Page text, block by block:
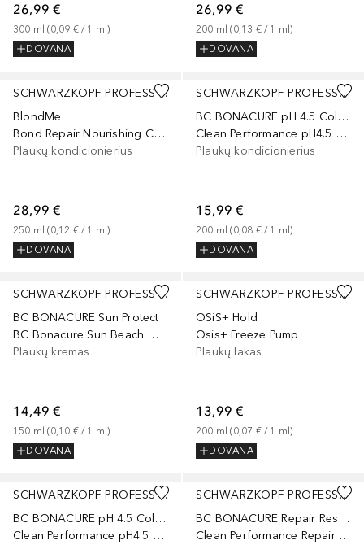
26,99 €
300 ml (0,09 € / 1 ml)
DOVANA
26,99 €
200 ml (0,13 € / 1 ml)
DOVANA
SCHWARZKOPF PROFESSIONAL
BlondMe
Bond Repair Nourishing Conditioner
Plaukų kondicionierius
28,99 €
250 ml (0,12 € / 1 ml)
DOVANA
SCHWARZKOPF PROFESSIONAL
BC BONACURE pH 4.5 Color Freeze
Clean Performance pH4.5 Color Freeze Conditioner
Plaukų kondicionierius
15,99 €
200 ml (0,08 € / 1 ml)
DOVANA
SCHWARZKOPF PROFESSIONAL
BC BONACURE Sun Protect
BC Bonacure Sun Beach Waves Spray
Plaukų kremas
14,49 €
150 ml (0,10 € / 1 ml)
DOVANA
SCHWARZKOPF PROFESSIONAL
OSiS+ Hold
Osis+ Freeze Pump
Plaukų lakas
13,99 €
200 ml (0,07 € / 1 ml)
DOVANA
SCHWARZKOPF PROFESSIONAL
BC BONACURE pH 4.5 Color Freeze
Clean Performance pH4.5 Color Freeze Silver Shampoo
SCHWARZKOPF PROFESSIONAL
BC BONACURE Repair Rescue Arginine
Clean Performance Repair Rescue Shampoo